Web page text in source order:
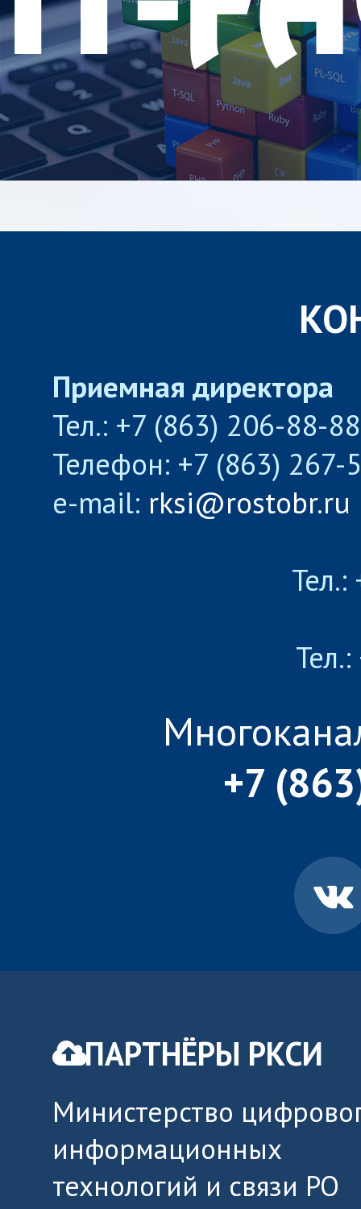
Приемная директора
Тел.: +7 (863) 206-88-
Телефон: +7 (863) 267-
e-mail: rksi@rostobr.ru
+7
ПАРТНЁРЫ РКСИ
Министерство
информационных
технологий и связи РО